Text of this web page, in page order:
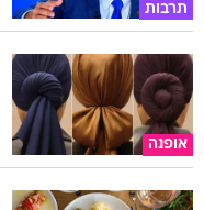
תרבות
אופנה